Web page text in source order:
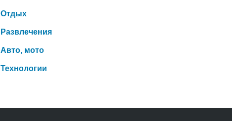
Отдых
Развлечения
Авто, мото
Технологии